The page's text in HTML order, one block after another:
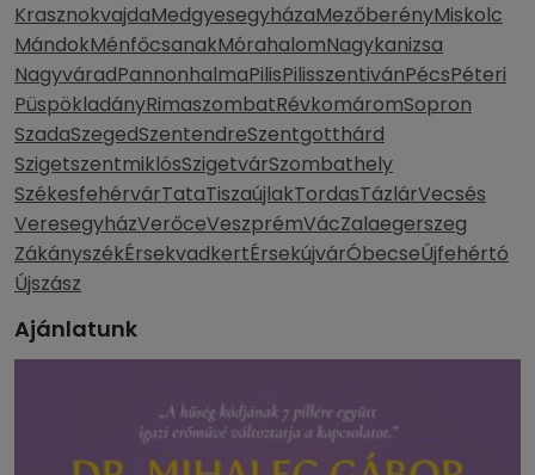
KrasznokvajdaMedgyesegyházaMezőberényMiskolc
MándokMénfőcsanakMórahalomNagykanizsa
NagyváradPannonhalmaPilisPilisszentivánPécsPéteri
PüspökladányRimaszombatRévkomáromSopron
SzadaSzegedSzentendreSzentgotthárd
SzigetszentmiklósSzigetvárSzombathely
SzékesfehérvárTataTiszaújlakTordasTázlárVecsés
VeresegyházVerőceVeszprémVácZalaegerszeg
ZákányszékÉrsekvadkertÉrsekújvárÓbecseÚjfehértó
Újszász
Ajánlatunk